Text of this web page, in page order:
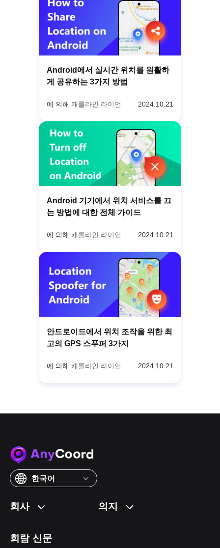
Android에서 실시간 위치를 원활하
게 공유하는 3가지 방법
에 의해 캐롤라인 라이언 2024.10.21
Android 기기에서 위치 서비스를 끄
는 방법에 대한 전체 가이드
에 의해 캐롤라인 라이언 2024.10.21
안드로이드에서 위치 조작을 위한 최
고의 GPS 스푸퍼 3가지
에 의해 캐롤라인 라이언 2024.10.21
한국어
회사 의지
회람 신문